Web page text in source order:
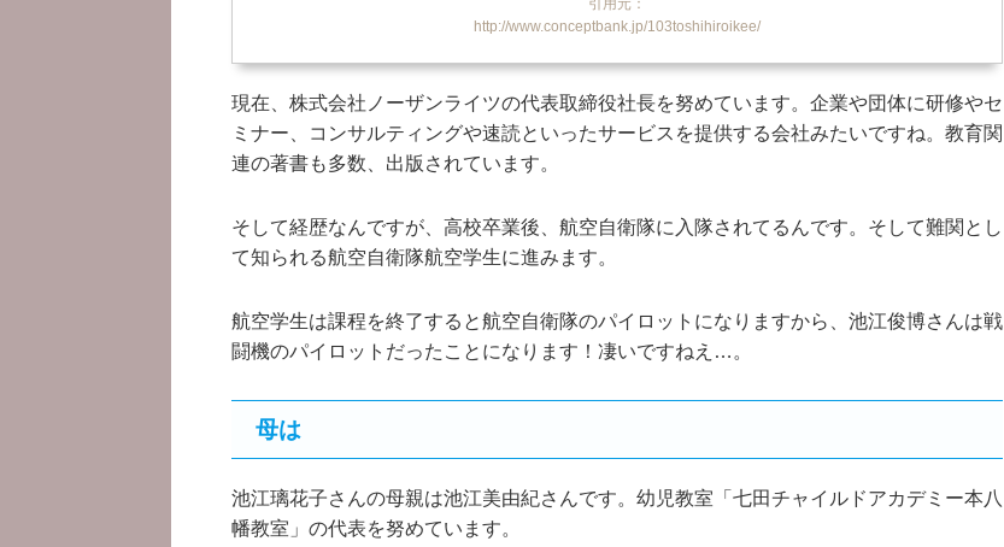
引用元：
http://www.conceptbank.jp/103toshihiroikee/
現在、株式会社ノーザンライツの代表取締役社長を努めています。企業や団体に研修やセ
ミナー、コンサルティングや速読といったサービスを提供する会社みたいですね。教育関
連の著書も多数、出版されています。
そして経歴なんですが、高校卒業後、航空自衛隊に入隊されてるんです。そして難関とし
て知られる航空自衛隊航空学生に進みます。
航空学生は課程を終了すると航空自衛隊のパイロットになりますから、池江俊博さんは戦
闘機のパイロットだったことになります！凄いですねえ…。
母は
池江璃花子さんの母親は池江美由紀さんです。幼児教室「七田チャイルドアカデミー本八
幡教室」の代表を努めています。